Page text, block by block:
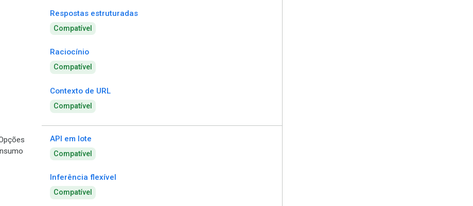
Respostas estruturadas
Compatível
Raciocínio
Compatível
Contexto de URL
Compatível
API em lote
Compatível
Inferência flexível
Compatível